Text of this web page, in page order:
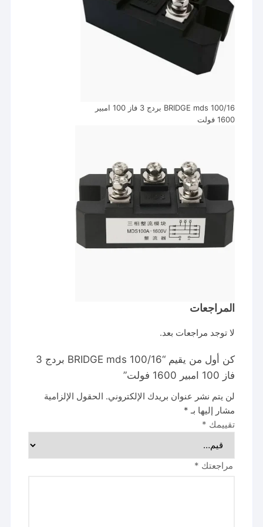
BRIDGE mds 100/16 بردج 3 فاز 100 امبير
1600 فولت
المراجعات
لا توجد مراجعات بعد.
كن أول من يقيم “BRIDGE mds 100/16 بردج 3
فاز 100 امبير 1600 فولت”
لن يتم نشر عنوان بريدك الإلكتروني. الحقول الإلزامية
مشار إليها بـ *
تقييمك *
مراجعتك *